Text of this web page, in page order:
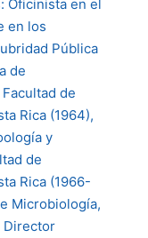
Oficinista en el
en los
Pública
de
de
Rica (1964),
y
de
Rica (1966-
Microbiología,
Director